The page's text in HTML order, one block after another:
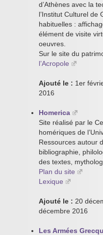
d’Athènes avec la
l’Institut Culturel de
habituelles :
élément de visite
oeuvres.
Sur le site du
l’Acropole
Ajouté le : 1er
2016
Homerica
Site réalisé par le
homériques de
Ressources autour
bibliographie,
des textes,
Plan du site
Lexique
Ajouté le : 20
décembre 2016
Les Armées